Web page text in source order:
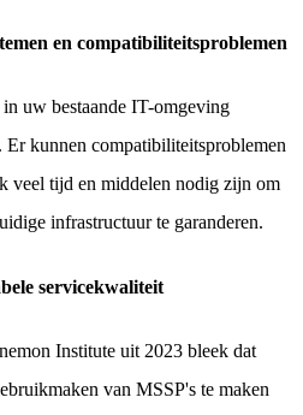
en compatibiliteitsproblemen
uw bestaande IT-omgeving
kunnen compatibiliteitsproblemen
veel tijd en middelen nodig zijn om
infrastructuur te garanderen.
servicekwaliteit
Institute uit 2023 bleek dat
van MSSP's te maken